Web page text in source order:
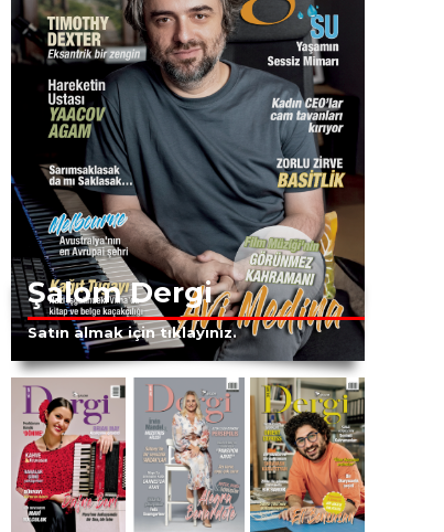
Şalom Dergi
Satın almak için tıklayınız.